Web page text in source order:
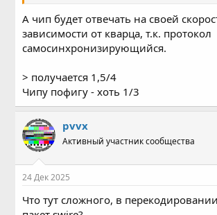
А чип будет отвечать на своей
зависимости от кварца, т.к. протокол
самосинхронизирующийся.
> получается 1,5/4
Чипу пофигу - хоть 1/3
pvvx
Активный участник сообщества
24 Дек 2025
Что тут сложного, в